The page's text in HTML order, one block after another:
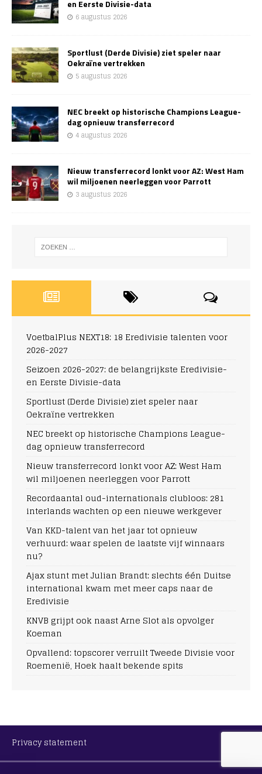
en Eerste Divisie-data
6 augustus 2026
Sportlust (Derde Divisie) ziet speler naar
Oekraïne vertrekken
5 augustus 2026
NEC breekt op historische Champions League-
dag opnieuw transferrecord
4 augustus 2026
Nieuw transferrecord lonkt voor AZ: West Ham
wil miljoenen neerleggen voor Parrott
3 augustus 2026
VoetbalPlus NEXT18: 18 Eredivisie talenten voor
2026-2027
Seizoen 2026-2027: de belangrijkste Eredivisie-
en Eerste Divisie-data
Sportlust (Derde Divisie) ziet speler naar
Oekraïne vertrekken
NEC breekt op historische Champions League-
dag opnieuw transferrecord
Nieuw transferrecord lonkt voor AZ: West Ham
wil miljoenen neerleggen voor Parrott
Recordaantal oud-internationals clubloos: 281
interlands wachten op een nieuwe werkgever
Van KKD-talent van het jaar tot opnieuw
verhuurd: waar spelen de laatste vijf winnaars
nu?
Ajax stunt met Julian Brandt: slechts één Duitse
international kwam met meer caps naar de
Eredivisie
KNVB grijpt ook naast Arne Slot als opvolger
Koeman
Opvallend: topscorer verruilt Tweede Divisie voor
Roemenië, Hoek haalt bekende spits
Privacy statement